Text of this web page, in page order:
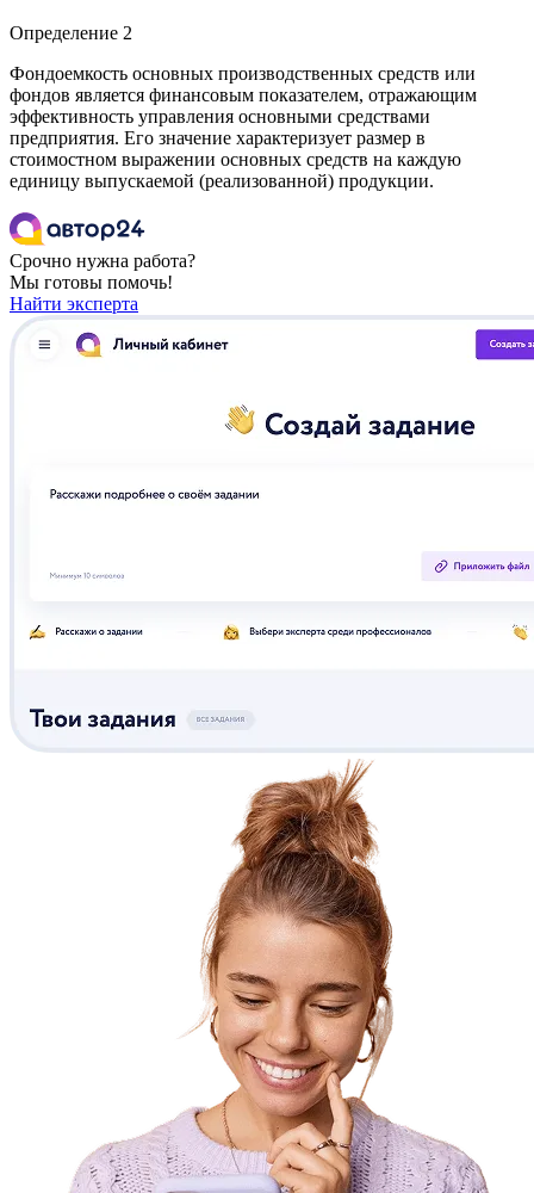
Определение 2
Фондоемкость основных производственных средств или
фондов является финансовым показателем, отражающим
эффективность управления основными средствами
предприятия. Его значение характеризует размер в
стоимостном выражении основных средств на каждую
единицу выпускаемой (реализованной) продукции.
Срочно нужна работа?
Мы готовы помочь!
Найти эксперта